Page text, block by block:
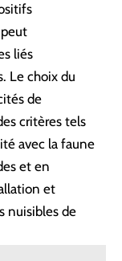
liés
Le choix du
de
critères tels
avec la faune
et en
et
nuisibles de